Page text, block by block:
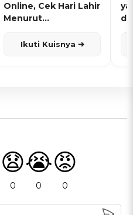
Online, Cek Hari Lahir
Menurut
Ikuti Kuisnya ➔
😧
0
😭
0
😡
0